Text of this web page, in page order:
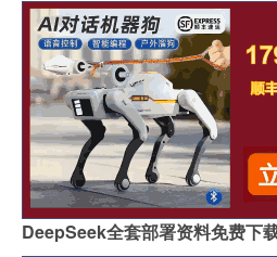
DeepSeek全套部署资料免费下